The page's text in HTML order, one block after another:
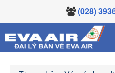
(028)